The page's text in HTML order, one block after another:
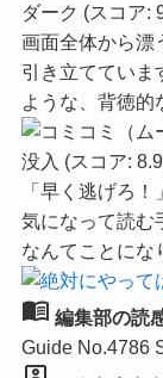
ダーク (スコア:
画面全体から漂
引き立てていま
ような、背徳的
没入 (スコア:
「早く逃げろ
気になって読む
なんてことにな
menu_book 編集部の読
Guide No.4786